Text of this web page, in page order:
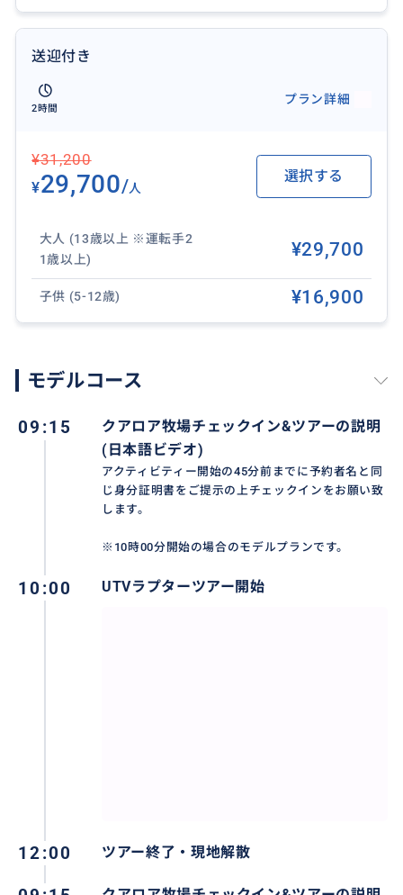
原に囲まれ、別世界のように圧倒される大自然のな
か、乗馬やジップラインなど多数のアクティビティが楽
しむことができます。ハリウッド映画・TVドラマ等の
ロケ地としても有名。
■クアロアヒストリーホール - ミニ・ミュージアムに
は、クアロアの歴史と遺産、そしてパニオロ(カウボー
イ)のルーツに関する品々が展示されています。
かな庭で、ロコアーティストによる芸術作品を眺めなが
ら、ゆったりとお過ごしください。
■アンティーパットカフェ - グラスフェッドビーフ10
0%を使ったハンバーガーや、クアロア産のエビ、オイ
く取り揃えています。
野菜、クアロア産のエビやオイスター、100%グラスフ
ェッドビーフ、お花など。ハチミツや石鹸などお土産に
もおすすめ。
【催行曜日】
毎日催行
※12月25日、1月1日はクアロア牧場休業のためツアー
■ラプターツアー2時間 (説明及び操作練習込み)
送迎付き
2時間
プラン詳細
¥31,200
¥29,700/人
選択する
大人 (13歳以上 ※運転手2
1歳以上)
¥29,700
子供 (5-12歳) ¥16,900
モデルコース
09:15
クアロア牧場チェックイン&ツアーの説明
(日本語ビデオ)
アクティビティー開始の45分前までに予約者名と同
じ身分証明書をご提示の上チェックインをお願い致
します。
※10時00分開始の場合のモデルプランです。
10:00 UTVラプターツアー開始
12:00 ツアー終了・現地解散